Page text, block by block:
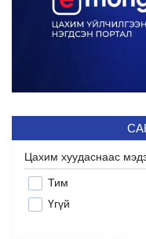
Цахим хуудаснаас
Тим
Үгүй